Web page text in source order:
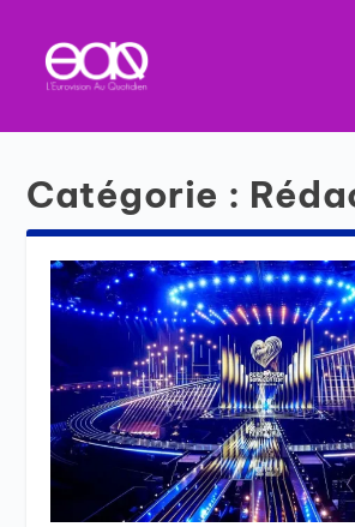
Catégorie :